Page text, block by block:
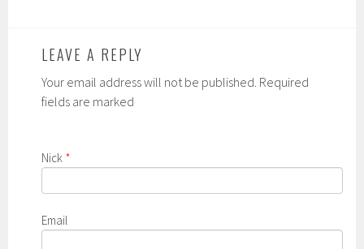
LEAVE A REPLY
Your email address will not be published. Required
fields are marked
Nick *
Email